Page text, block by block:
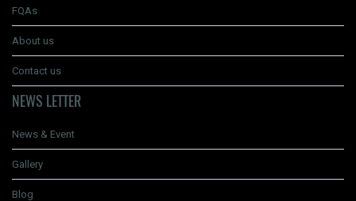
FQAs
About us
Contact us
NEWS LETTER
News & Event
Gallery
Blog